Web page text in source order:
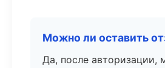
Можно ли оставить
Да, после авторизации,